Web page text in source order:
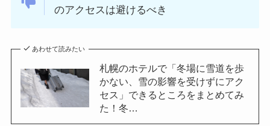
のアクセスは避けるべき
あわせて読みたい
札幌のホテルで「冬場に雪道を歩
かない、雪の影響を受けずにアク
セス」できるところをまとめてみ
た！冬…